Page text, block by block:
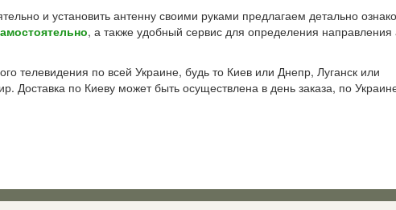
и установить антенну своими руками предлагаем детально
, а также удобный сервис для определения направления
телевидения по всей Украине, будь то Киев или Днепр, Луганск или
по Киеву может быть осуществлена в день заказа, по